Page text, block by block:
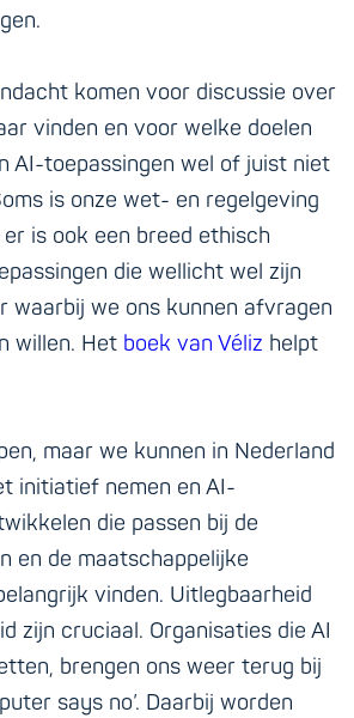
komen voor discussie over
vinden en voor welke doelen
AI-toepassingen wel of juist niet
is onze wet- en regelgeving
is ook een breed ethisch
die wellicht wel zijn
waarbij we ons kunnen afvragen
willen. Het boek van Véliz helpt
maar we kunnen in Nederland
initiatief nemen en AI-
die passen bij de
en de maatschappelijke
vinden. Uitlegbaarheid
zijn cruciaal. Organisaties die AI
brengen ons weer terug bij
says no’. Daarbij worden